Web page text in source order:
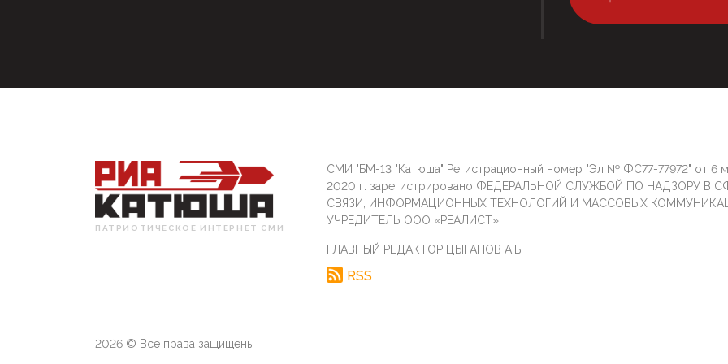
ПАТРИОТИЧЕСКОЕ ИНТЕРНЕТ СМИ
СМИ "БМ-13 "Катюша" Регистрационный номер "Эл № ФС77-77972" от 6
2020 г. зарегистрировано ФЕДЕРАЛЬНОЙ СЛУЖБОЙ ПО НАДЗОРУ В
СВЯЗИ, ИНФОРМАЦИОННЫХ ТЕХНОЛОГИЙ И МАССОВЫХ
УЧРЕДИТЕЛЬ ООО «РЕАЛИСТ»
ГЛАВНЫЙ РЕДАКТОР ЦЫГАНОВ А.Б.
RSS
2026 © Все права защищены